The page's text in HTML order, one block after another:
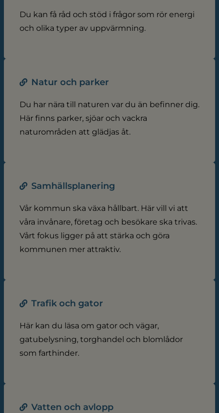
Du kan få råd och stöd i frågor som rör energi
och olika typer av uppvärmning.
Natur och parker
Du har nära till naturen var du än befinner dig.
Här finns parker, sjöar och vackra
naturområden att glädjas åt.
Samhällsplanering
Vår kommun ska växa hållbart. Här vill vi att
våra invånare, företag och besökare ska trivas.
Vårt fokus ligger på att stärka och göra
kommunen mer attraktiv.
Trafik och gator
Här kan du läsa om gator och vägar,
gatubelysning, torghandel och blomlådor
som farthinder.
Vatten och avlopp